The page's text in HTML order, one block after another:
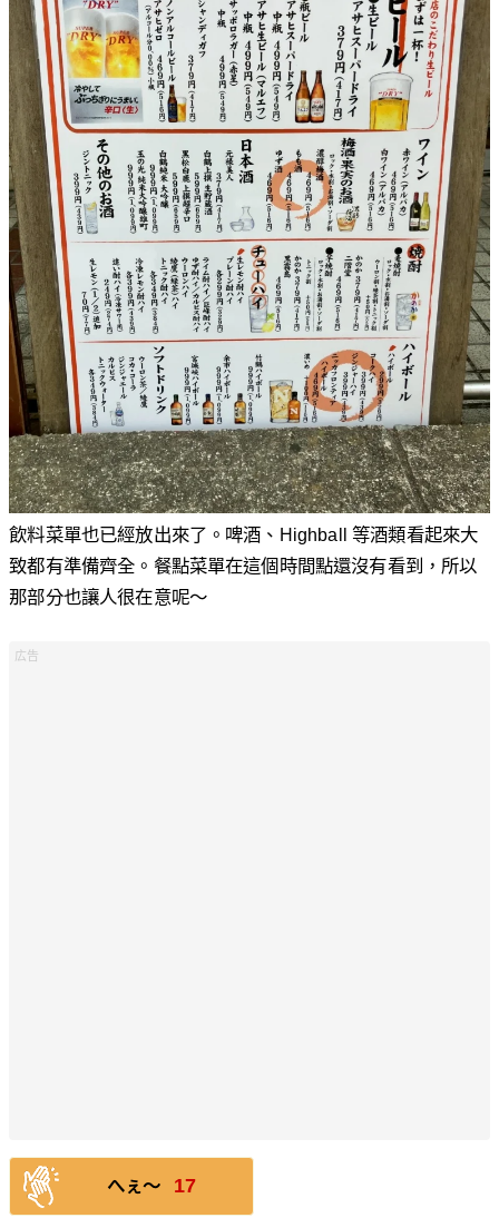
飲料菜單也已經放出來了。啤酒、Highball 等酒類看起來大
致都有準備齊全。餐點菜單在這個時間點還沒有看到，所以
那部分也讓人很在意呢～
へぇ〜 17